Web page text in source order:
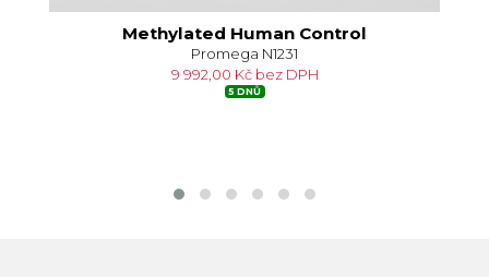
Methylated Human Control
Promega N1231
9 992,00 Kč bez DPH
5 DNŮ